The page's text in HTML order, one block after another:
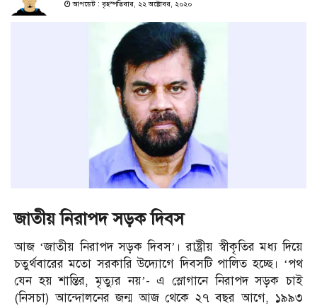
আপডেট : বৃহস্পতিবার, ২২ অক্টোবর, ২০২০
জাতীয় নিরাপদ সড়ক দিবস
আজ ‘জাতীয় নিরাপদ সড়ক দিবস’। রাষ্ট্রীয় স্বীকৃতির মধ্য দিয়ে
চতুর্থবারের মতো সরকারি উদ্যোগে দিবসটি পালিত হচ্ছে। ‘পথ
যেন হয় শান্তির, মৃত্যুর নয়’- এ স্লোগানে নিরাপদ সড়ক চাই
(নিসচা) আন্দোলনের জন্ম আজ থেকে ২৭ বছর আগে, ১৯৯৩